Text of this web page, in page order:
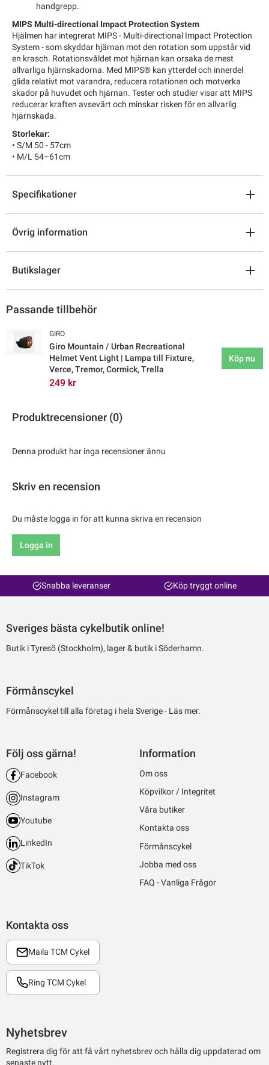
handgrepp.
MIPS Multi-directional Impact Protection System
Hjälmen har integrerat MIPS - Multi-directional Impact Protection
System - som skyddar hjärnan mot den rotation som uppstår vid
en krasch. Rotationsvåldet mot hjärnan kan orsaka de mest
allvarliga hjärnskadorna. Med MIPS® kan ytterdel och innerdel
glida relativt mot varandra, reducera rotationen och motverka
skador på huvudet och hjärnan. Tester och studier visar att MIPS
reducerar kraften avsevärt och minskar risken för en allvarlig
hjärnskada.
Storlekar:
• S/M 50 - 57cm
• M/L 54–61cm
Specifikationer
Övrig information
Butikslager
Passande tillbehör
GIRO
Giro Mountain / Urban Recreational
Helmet Vent Light | Lampa till Fixture,
Verce, Tremor, Cormick, Trella
249 kr
Köp nu
Produktrecensioner (0)
Denna produkt har inga recensioner ännu
Skriv en recension
Du måste logga in för att kunna skriva en recension
Logga in
Snabba leveranser Köp tryggt online
Sveriges bästa cykelbutik online!
Butik i Tyresö (Stockholm), lager & butik i Söderhamn.
Förmånscykel
Förmånscykel till alla företag i hela Sverige - Läs mer.
Kontakta oss
Maila TCM Cykel
Ring TCM Cykel
Följ oss gärna!
Facebook
Instagram
Youtube
LinkedIn
TikTok
Information
Om oss
Köpvilkor / Integritet
Våra butiker
Kontakta oss
Förmånscykel
Jobba med oss
FAQ - Vanliga Frågor
Nyhetsbrev
Registrera dig för att få vårt nyhetsbrev och hålla dig uppdaterad om
senaste nytt.